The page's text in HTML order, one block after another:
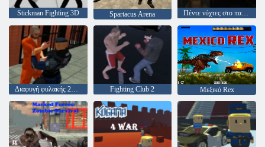
Stickman Fighting 3D Spartacus Arena Πέντε νύχτες στο παλιό εργοστάσιο παιχνιδιών 2020
Διαφυγή φυλακής 2020 Fighting Club 2 Μεξικό Rex